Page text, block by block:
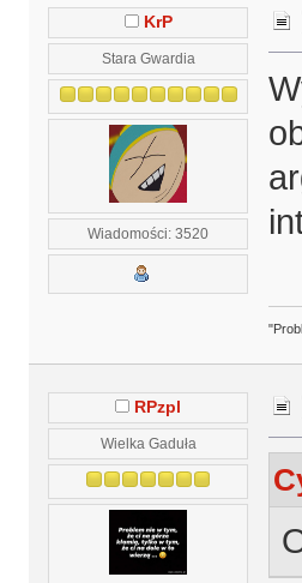
KrP
Stara Gwardia
Wiadomości: 3520
RPzpl
Wielka Gaduła